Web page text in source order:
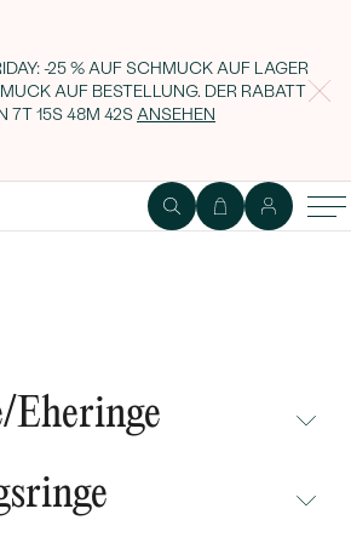
-25 % AUF SCHMUCK AUF LAGER
AUF BESTELLUNG. DER RABATT
7T 15S 48M 42SANSEHEN
Eheringe